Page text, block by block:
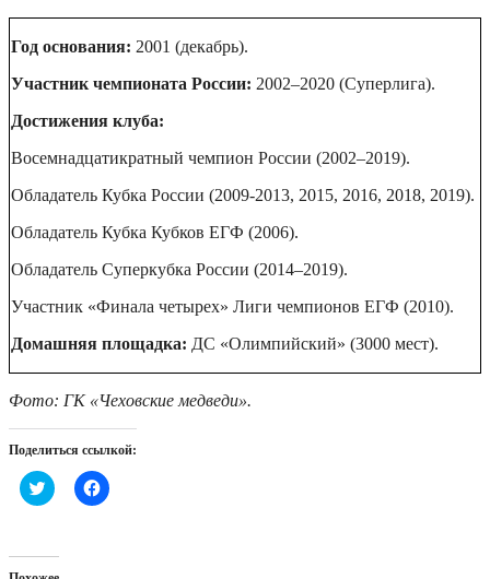
Год основания: 2001 (декабрь).
Участник чемпионата России: 2002–2020 (Суперлига).
Достижения клуба:
Восемнадцатикратный чемпион России (2002–2019).
Обладатель Кубка России (2009-2013, 2015, 2016, 2018, 2019).
Обладатель Кубка Кубков ЕГФ (2006).
Обладатель Суперкубка России (2014–2019).
Участник «Финала четырех» Лиги чемпионов ЕГФ (2010).
Домашняя площадка: ДС «Олимпийский» (3000 мест).
Фото: ГК «Чеховские медведи».
Поделиться ссылкой:
Нажмите,
чтобы
(Открывается
Нажмите,
чтобы